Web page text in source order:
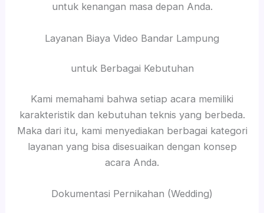
untuk kenangan masa depan Anda.
Layanan Biaya Video Bandar Lampung
untuk Berbagai Kebutuhan
Kami memahami bahwa setiap acara memiliki
karakteristik dan kebutuhan teknis yang berbeda.
Maka dari itu, kami menyediakan berbagai kategori
layanan yang bisa disesuaikan dengan konsep
acara Anda.
Dokumentasi Pernikahan (Wedding)